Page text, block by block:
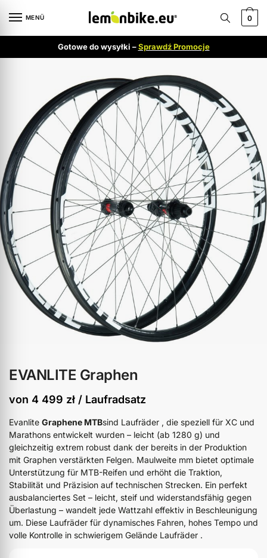
MENÜ 0
Gotowe do wysyłki –Sprawdź Promocje
EVANLITE Graphen
von 4 499 zł / Laufradsatz
Evanlite Graphene MTBsind Laufräder , die speziell für XC und
Marathons entwickelt wurden – leicht (ab 1280 g) und
gleichzeitig extrem robust dank der bereits in der Produktion
mit Graphen verstärkten Felgen. Maulweite mm bietet optimale
Unterstützung für MTB-Reifen und erhöht die Traktion,
Stabilität und Präzision auf technischen Strecken. Ein perfekt
ausbalanciertes Set – leicht, steif und widerstandsfähig gegen
Überlastung – wandelt jede Wattzahl effektiv in Beschleunigung
um. Diese Laufräder für dynamisches Fahren, hohes Tempo und
volle Kontrolle in schwierigem Gelände Laufräder .